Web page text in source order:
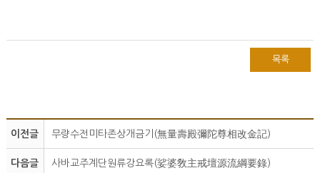
목록
이전글 무량수전미타존상개금기(無量壽殿彌陀尊相改金記)
다음글 사바교주계단원류강요록(娑婆敎主戒壇源流綱要錄)